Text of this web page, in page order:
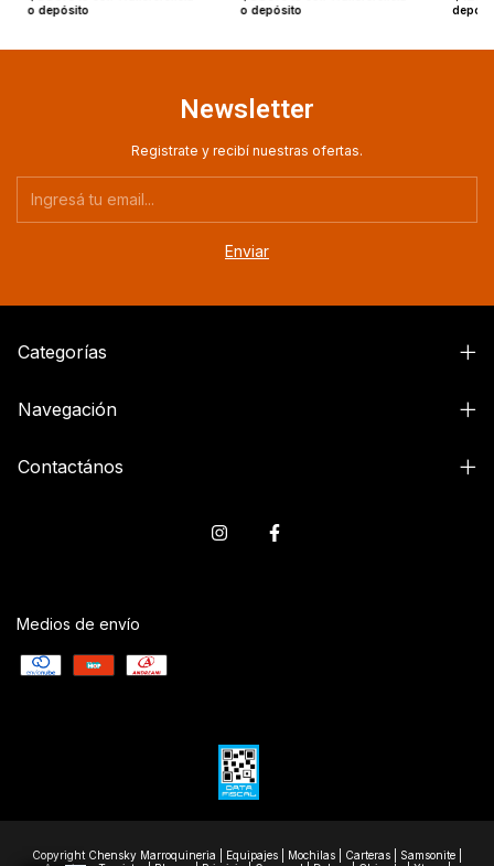
o depósito
o depósito
Newsletter
Registrate y recibí nuestras ofertas.
Categorías
Navegación
Contactános
Medios de envío
Copyright Chensky Marroquineria | Equipajes | Mochilas | Carteras | Samsonite |